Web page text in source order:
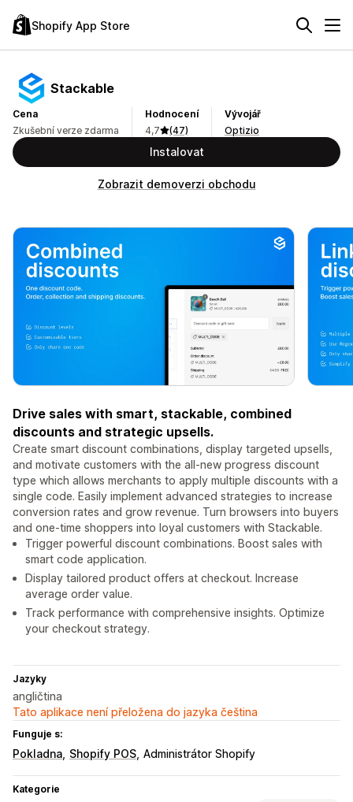
Shopify App Store
Stackable
Cena
Zkušební verze zdarma
Hodnocení
4,7
(47)
Vývojář
Optizio
Instalovat
Zobrazit demoverzi obchodu
Drive sales with smart, stackable, combined
discounts and strategic upsells.
Create smart discount combinations, display targeted upsells,
and motivate customers with the all-new progress discount
type which allows merchants to apply multiple discounts with a
single code. Easily implement advanced strategies to increase
conversion rates and grow revenue. Turn browsers into buyers
and one-time shoppers into loyal customers with Stackable.
Trigger powerful discount combinations. Boost sales with
smart code application.
Display tailored product offers at checkout. Increase
average order value.
Track performance with comprehensive insights. Optimize
your checkout strategy.
Jazyky
angličtina
Tato aplikace není přeložena do jazyka čeština
Funguje s:
Pokladna Shopify POS Administrátor Shopify
Kategorie